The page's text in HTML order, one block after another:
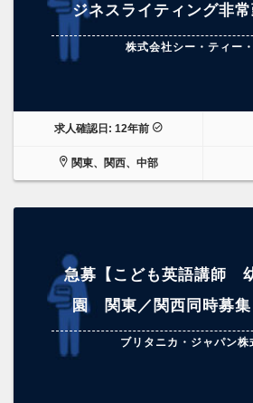
ジネスライティング非
株式会社シー・ティー
求人確認日: 12年前
関東、関西、中部
急募【こども英語講師
園 関東／関西同時募
ブリタニカ・ジャパン株